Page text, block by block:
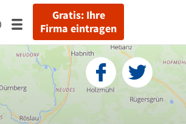
Gratis: Ihre
Firma eintragen